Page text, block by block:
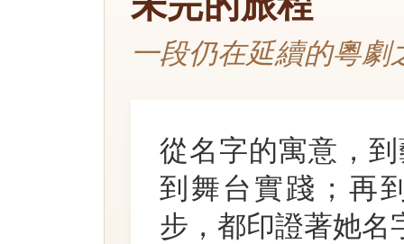
一段仍在延續的粵劇
從名字的寓意，
到舞台實踐；再
步，都印證著她名